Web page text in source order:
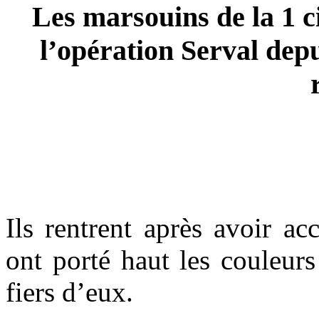
Les marsouins de la 1
l’opération Serval
Ils rentrent après avoir
ont porté haut les
fiers d’eux.